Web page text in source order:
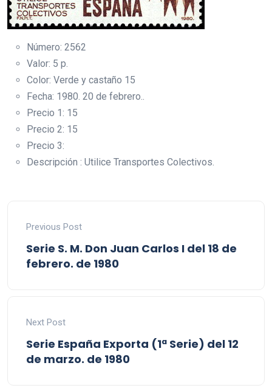
Número: 2562
Valor: 5 p.
Color: Verde y castaño 15
Fecha: 1980. 20 de febrero..
Precio 1: 15
Precio 2: 15
Precio 3:
Descripción : Utilice Transportes Colectivos.
Previous Post
Serie S. M. Don Juan Carlos I del 18 de
febrero. de 1980
Next Post
Serie España Exporta (1ª Serie) del 12
de marzo. de 1980